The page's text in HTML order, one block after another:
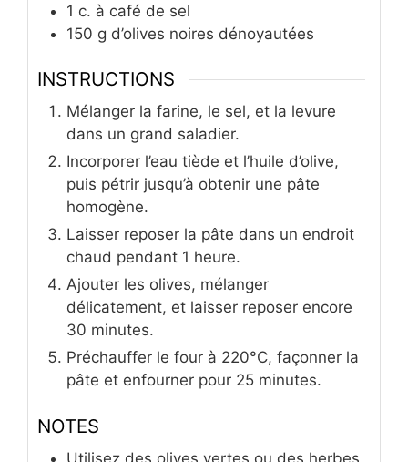
1 c. à café de sel
150 g d’olives noires dénoyautées
INSTRUCTIONS
Mélanger la farine, le sel, et la levure
dans un grand saladier.
Incorporer l’eau tiède et l’huile d’olive,
puis pétrir jusqu’à obtenir une pâte
homogène.
Laisser reposer la pâte dans un endroit
chaud pendant 1 heure.
Ajouter les olives, mélanger
délicatement, et laisser reposer encore
30 minutes.
Préchauffer le four à 220°C, façonner la
pâte et enfourner pour 25 minutes.
NOTES